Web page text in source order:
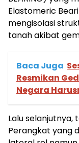
Elastomeric
mengisolasi
tanah akibat
Baca Juga
Resmikan
Negara
Lalu selanjutnya,
Perangkat yang